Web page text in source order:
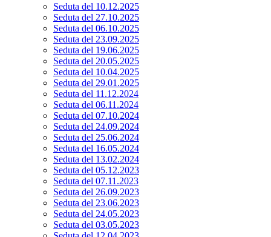
Seduta del 10.12.2025
Seduta del 27.10.2025
Seduta del 06.10.2025
Seduta del 23.09.2025
Seduta del 19.06.2025
Seduta del 20.05.2025
Seduta del 10.04.2025
Seduta del 29.01.2025
Seduta del 11.12.2024
Seduta del 06.11.2024
Seduta del 07.10.2024
Seduta del 24.09.2024
Seduta del 25.06.2024
Seduta del 16.05.2024
Seduta del 13.02.2024
Seduta del 05.12.2023
Seduta del 07.11.2023
Seduta del 26.09.2023
Seduta del 23.06.2023
Seduta del 24.05.2023
Seduta del 03.05.2023